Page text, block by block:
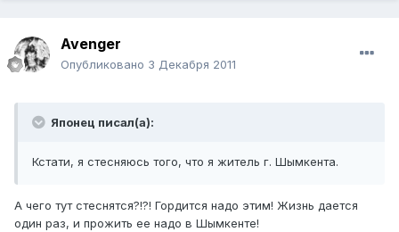
Avenger
Опубликовано 3 Декабря 2011
Японец писал(а):
Кстати, я стесняюсь того, что я житель г. Шымкента.
А чего тут стеснятся?!?! Гордится надо этим! Жизнь дается
один раз, и прожить ее надо в Шымкенте!